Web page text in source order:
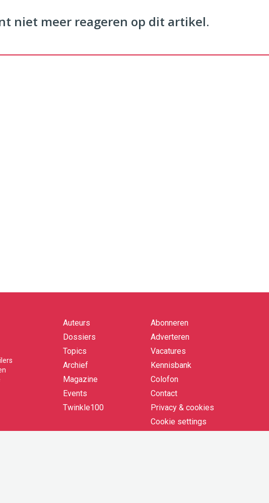
niet meer reageren op dit artikel.
Quick
links
Auteurs
Dossiers
Topics
Archief
Magazine
Events
Twinkle100
Abonneren
Adverteren
Vacatures
Kennisbank
Colofon
Contact
Privacy & cookies
Cookie settings